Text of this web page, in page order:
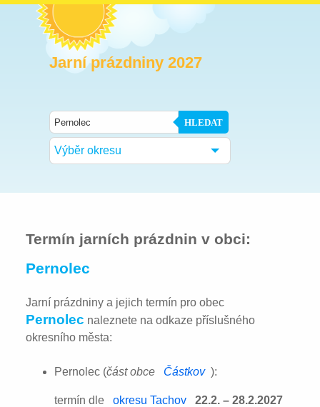
Jarní prázdniny 2027
HLEDAT
Výběr okresu
Termín jarních prázdnin v obci:
Pernolec
Jarní prázdniny a jejich termín pro obec
Pernolec naleznete na odkaze příslušného
okresního města:
Pernolec (část obce Částkov ):
termín dle okresu Tachov 22.2. – 28.2.2027